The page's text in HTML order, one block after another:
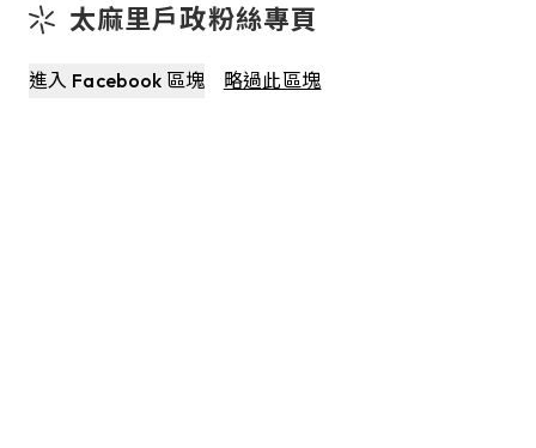
太麻里戶政粉絲專頁
進入 Facebook 區塊 略過此區塊